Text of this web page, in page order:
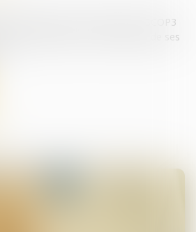
de fonds de 1,9 M€ en 2022, SCOP3
tour de table de 5,2 M€ auprès de ses